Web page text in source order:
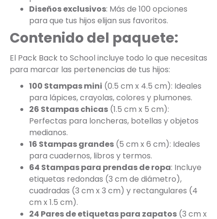
Diseños exclusivos: Más de 100 opciones
para que tus hijos elijan sus favoritos.
Contenido del paquete:
El Pack Back to School incluye todo lo que necesitas
para marcar las pertenencias de tus hijos:
100 Stampas mini (0.5 cm x 4.5 cm): Ideales
para lápices, crayolas, colores y plumones.
26 Stampas chicas (1.5 cm x 5 cm):
Perfectas para loncheras, botellas y objetos
medianos.
16 Stampas grandes (5 cm x 6 cm): Ideales
para cuadernos, libros y termos.
64 Stampas para prendas de ropa: Incluye
etiquetas redondas (3 cm de diámetro),
cuadradas (3 cm x 3 cm) y rectangulares (4
cm x 1.5 cm).
24 Pares de etiquetas para zapatos (3 cm x